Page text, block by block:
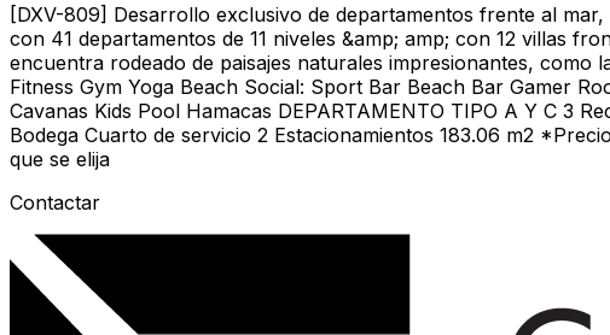
[DXV-809] Desarrollo exclusivo de departamentos frente al
con 41 departamentos de 11 niveles &amp; amp; con 12 villas
encuentra rodeado de paisajes naturales impresionantes, como
Fitness Gym Yoga Beach Social: Sport Bar Beach Bar Gamer
Cavanas Kids Pool Hamacas DEPARTAMENTO TIPO A Y C 3
Bodega Cuarto de servicio 2 Estacionamientos 183.06 m2
que se elija
Contactar